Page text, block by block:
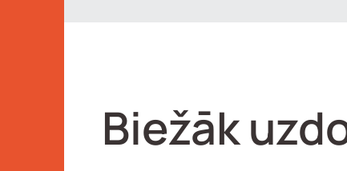
Biežāk